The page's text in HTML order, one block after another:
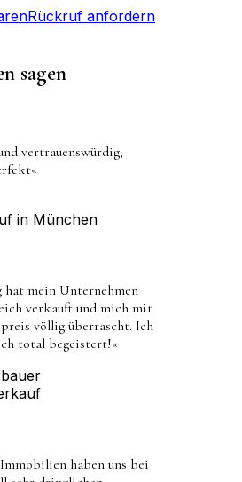
Rückruf anfordern
sagen
vertrauenswürdig,
«
in München
mein Unternehmen
verkauft und mich mit
völlig überrascht. Ich
total begeistert!«
haben uns bei